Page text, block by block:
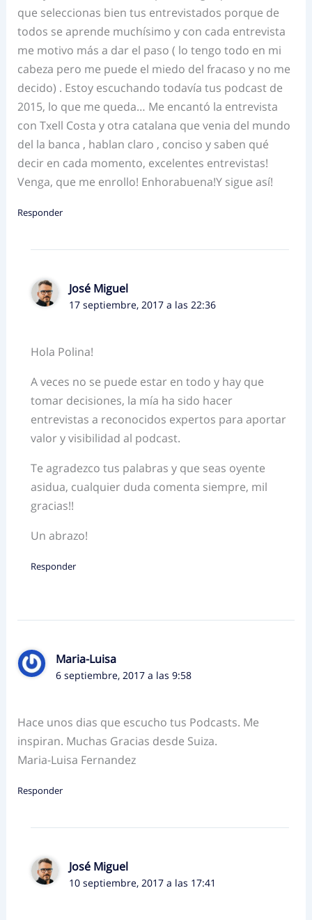
que seleccionas bien tus entrevistados porque de
todos se aprende muchísimo y con cada entrevista
me motivo más a dar el paso ( lo tengo todo en mi
cabeza pero me puede el miedo del fracaso y no me
decido) . Estoy escuchando todavía tus podcast de
2015, lo que me queda… Me encantó la entrevista
con Txell Costa y otra catalana que venia del mundo
del la banca , hablan claro , conciso y saben qué
decir en cada momento, excelentes entrevistas!
Venga, que me enrollo! Enhorabuena!Y sigue así!
Responder
José Miguel
17 septiembre, 2017 a las 22:36
Hola Polina!
A veces no se puede estar en todo y hay que
tomar decisiones, la mía ha sido hacer
entrevistas a reconocidos expertos para aportar
valor y visibilidad al podcast.
Te agradezco tus palabras y que seas oyente
asidua, cualquier duda comenta siempre, mil
gracias!!
Un abrazo!
Responder
Maria-Luisa
6 septiembre, 2017 a las 9:58
Hace unos dias que escucho tus Podcasts. Me
inspiran. Muchas Gracias desde Suiza.
Maria-Luisa Fernandez
Responder
José Miguel
10 septiembre, 2017 a las 17:41